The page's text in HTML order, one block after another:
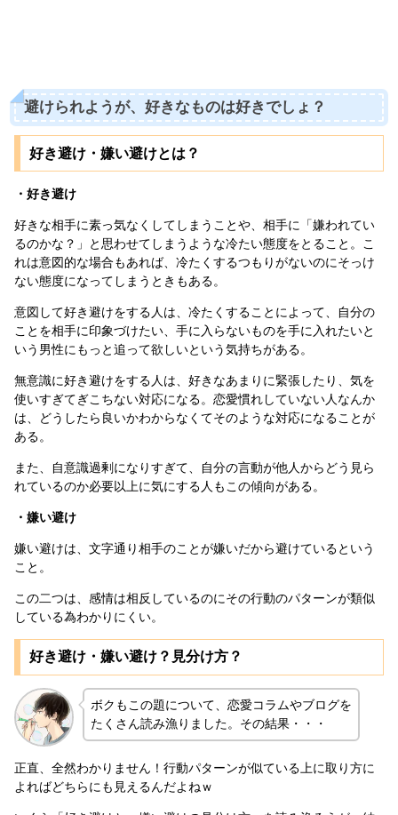
避けられようが、好きなものは好きでしょ？
好き避け・嫌い避けとは？
・好き避け
好きな相手に素っ気なくしてしまうことや、相手に「嫌われてい
るのかな？」と思わせてしまうような冷たい態度をとること。こ
れは意図的な場合もあれば、冷たくするつもりがないのにそっけ
ない態度になってしまうときもある。
意図して好き避けをする人は、冷たくすることによって、自分の
ことを相手に印象づけたい、手に入らないものを手に入れたいと
いう男性にもっと追って欲しいという気持ちがある。
無意識に好き避けをする人は、好きなあまりに緊張したり、気を
使いすぎてぎこちない対応になる。恋愛慣れしていない人なんか
は、どうしたら良いかわからなくてそのような対応になることが
ある。
また、自意識過剰になりすぎて、自分の言動が他人からどう見ら
れているのか必要以上に気にする人もこの傾向がある。
・嫌い避け
嫌い避けは、文字通り相手のことが嫌いだから避けているという
こと。
この二つは、感情は相反しているのにその行動のパターンが類似
している為わかりにくい。
好き避け・嫌い避け？見分け方？
ボクもこの題について、恋愛コラムやブログを
たくさん読み漁りました。その結果・・・
正直、全然わかりません！行動パターンが似ている上に取り方に
よればどちらにも見えるんだよねｗ